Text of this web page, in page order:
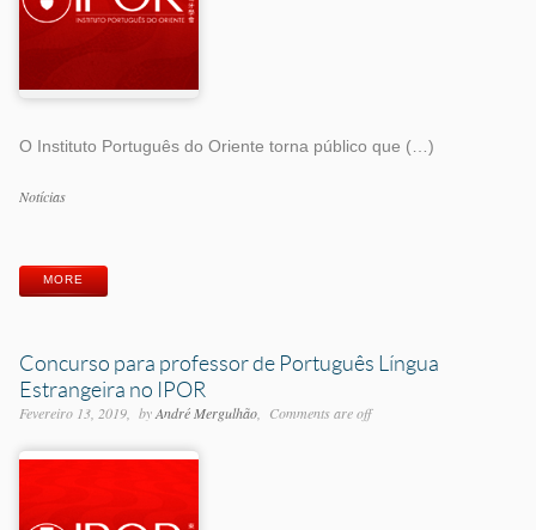
O Instituto Português do Oriente torna público que (…)
Categorias
Notícias
MORE
Concurso para professor de Português Língua
Estrangeira no IPOR
Fevereiro 13, 2019 byAndré Mergulhão Comments are off